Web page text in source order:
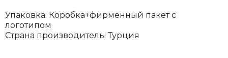
Упаковка: Коробка+фирменный пакет с
логотипом
Страна производитель: Турция